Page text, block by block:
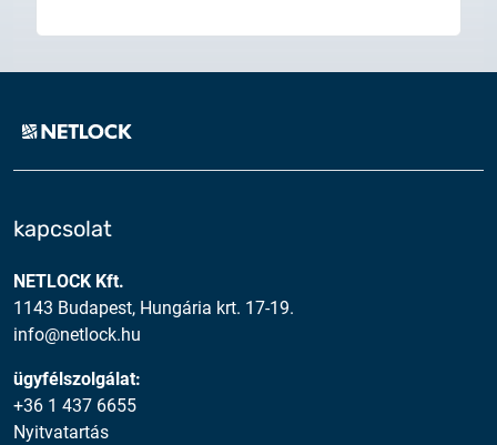
kapcsolat
NETLOCK Kft.
1143 Budapest, Hungária krt. 17-19.
info@netlock.hu
ügyfélszolgálat:
+36 1 437 6655
Nyitvatartás